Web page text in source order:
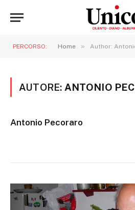
PERCORSO: Home » Author:
AUTORE: ANTONIO
Antonio Pecoraro